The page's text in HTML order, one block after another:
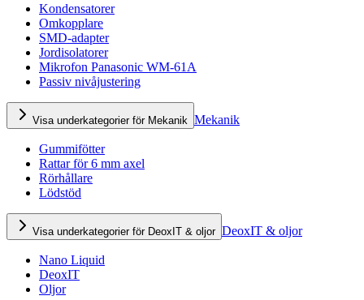
Kondensatorer
Omkopplare
SMD-adapter
Jordisolatorer
Mikrofon Panasonic WM-61A
Passiv nivåjustering
Visa underkategorier för Mekanik Mekanik
Gummifötter
Rattar för 6 mm axel
Rörhållare
Lödstöd
Visa underkategorier för DeoxIT & oljor DeoxIT & oljor
Nano Liquid
DeoxIT
Oljor